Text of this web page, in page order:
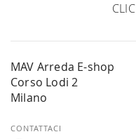
MAV Arreda E-shop
Corso Lodi 2
Milano
CONTATTACI